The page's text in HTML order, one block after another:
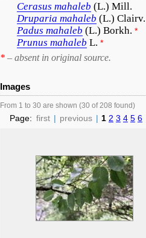
Cerasus mahaleb (L.) Mill.
Druparia mahaleb (L.) Clairv.
Padus mahaleb (L.) Borkh. *
Prunus mahaleb L. *
* – absent in original source.
Images
From 1 to 30 are shown (30 of 208 found)
Page: first | previous | 1 2 3 4 5 6